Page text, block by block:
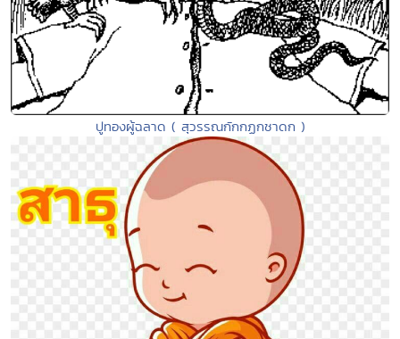
ปูทองผู้ฉลาด ( สุวรรณกักกฏกชาดก )